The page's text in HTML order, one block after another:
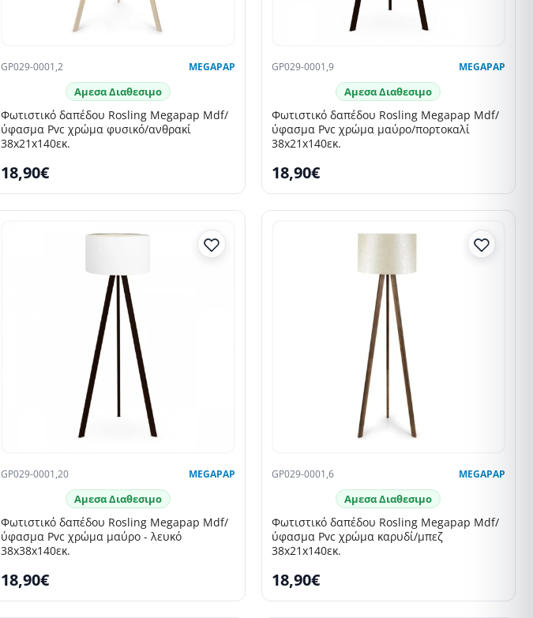
GP029-0001,2 MEGAPAP
Αμεσα Διαθεσιμο
Φωτιστικό δαπέδου Rosling Megapap Mdf/
ύφασμα Pvc χρώμα φυσικό/ανθρακί
38x21x140εκ.
18,90€
GP029-0001,9 MEGAPAP
Αμεσα Διαθεσιμο
Φωτιστικό δαπέδου Rosling Megapap Mdf/
ύφασμα Pvc χρώμα μαύρο/πορτοκαλί
38x21x140εκ.
18,90€
GP029-0001,20 MEGAPAP
Αμεσα Διαθεσιμο
Φωτιστικό δαπέδου Rosling Megapap Mdf/
ύφασμα Pvc χρώμα μαύρο - λευκό
38x38x140εκ.
18,90€
GP029-0001,6 MEGAPAP
Αμεσα Διαθεσιμο
Φωτιστικό δαπέδου Rosling Megapap Mdf/
ύφασμα Pvc χρώμα καρυδί/μπεζ
38x21x140εκ.
18,90€